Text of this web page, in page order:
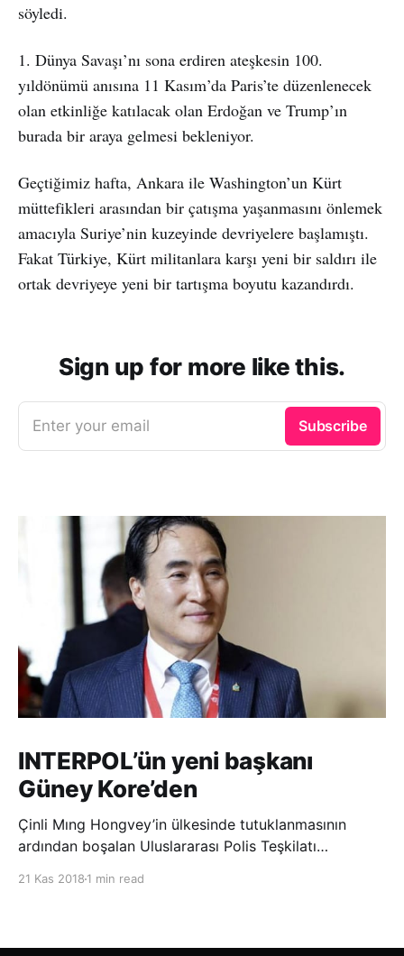
söyledi.
1. Dünya Savaşı’nı sona erdiren ateşkesin 100.
yıldönümü anısına 11 Kasım’da Paris’te düzenlenecek
olan etkinliğe katılacak olan Erdoğan ve Trump’ın
burada bir araya gelmesi bekleniyor.
Geçtiğimiz hafta, Ankara ile Washington’un Kürt
müttefikleri arasından bir çatışma yaşanmasını önlemek
amacıyla Suriye’nin kuzeyinde devriyelere başlamıştı.
Fakat Türkiye, Kürt militanlara karşı yeni bir saldırı ile
ortak devriyeye yeni bir tartışma boyutu kazandırdı.
Sign up for more like this.
Enter your email Subscribe
INTERPOL’ün yeni başkanı
Güney Kore’den
Çinli Mıng Hongvey’in ülkesinde tutuklanmasının
ardından boşalan Uluslararası Polis Teşkilatı
21 Kas 2018 1 min read